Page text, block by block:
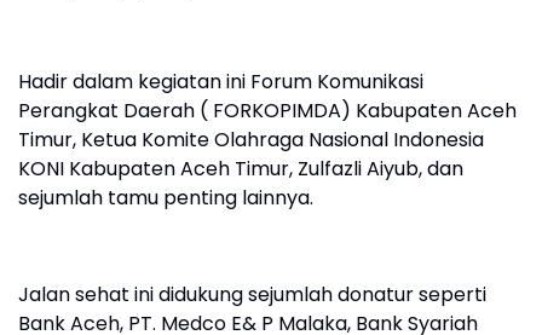
Hadir dalam kegiatan ini Forum Komunikasi
Perangkat Daerah ( FORKOPIMDA) Kabupaten Aceh
Timur, Ketua Komite Olahraga Nasional Indonesia
KONI Kabupaten Aceh Timur, Zulfazli Aiyub, dan
sejumlah tamu penting lainnya.
Jalan sehat ini didukung sejumlah donatur seperti
Bank Aceh, PT. Medco E& P Malaka, Bank Syariah